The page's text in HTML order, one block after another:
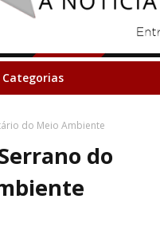
Categorias
do Meio Ambiente
do